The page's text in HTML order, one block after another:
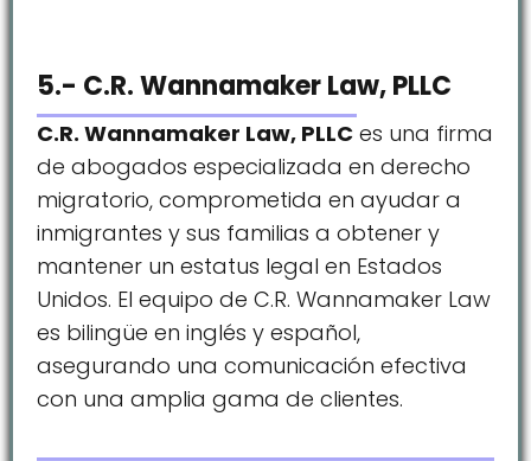
5.- C.R. Wannamaker Law, PLLC
C.R. Wannamaker Law, PLLC es una firma
de abogados especializada en derecho
migratorio, comprometida en ayudar a
inmigrantes y sus familias a obtener y
mantener un estatus legal en Estados
Unidos. El equipo de C.R. Wannamaker Law
es bilingüe en inglés y español,
asegurando una comunicación efectiva
con una amplia gama de clientes.